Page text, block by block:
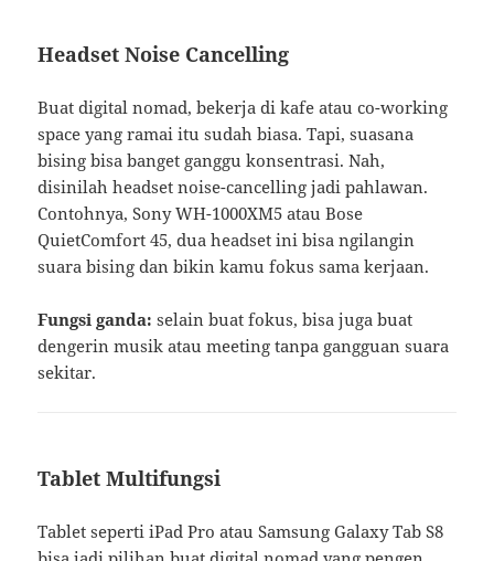
Headset Noise Cancelling
Buat digital nomad, bekerja di kafe atau co-working
space yang ramai itu sudah biasa. Tapi, suasana
bising bisa banget ganggu konsentrasi. Nah,
disinilah headset noise-cancelling jadi pahlawan.
Contohnya, Sony WH-1000XM5 atau Bose
QuietComfort 45, dua headset ini bisa ngilangin
suara bising dan bikin kamu fokus sama kerjaan.
Fungsi ganda: selain buat fokus, bisa juga buat
dengerin musik atau meeting tanpa gangguan suara
sekitar.
Tablet Multifungsi
Tablet seperti iPad Pro atau Samsung Galaxy Tab S8